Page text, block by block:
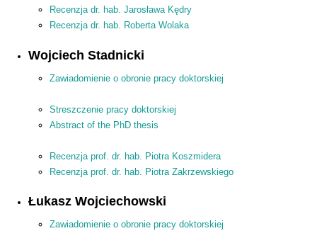
Recenzja dr. hab. Jarosława Kędry
Recenzja dr. hab. Roberta Wolaka
Wojciech Stadnicki
Zawiadomienie o obronie pracy doktorskiej
Streszczenie pracy doktorskiej
Abstract of the PhD thesis
Recenzja prof. dr. hab. Piotra Koszmidera
Recenzja prof. dr. hab. Piotra Zakrzewskiego
Łukasz Wojciechowski
Zawiadomienie o obronie pracy doktorskiej